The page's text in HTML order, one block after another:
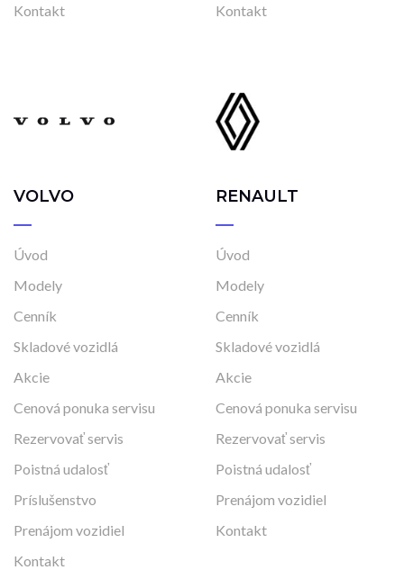
Kontakt
Kontakt
VOLVO
Úvod
Modely
Cenník
Skladové vozidlá
Akcie
Cenová ponuka servisu
Rezervovať servis
Poistná udalosť
Príslušenstvo
Prenájom vozidiel
Kontakt
RENAULT
Úvod
Modely
Cenník
Skladové vozidlá
Akcie
Cenová ponuka servisu
Rezervovať servis
Poistná udalosť
Prenájom vozidiel
Kontakt